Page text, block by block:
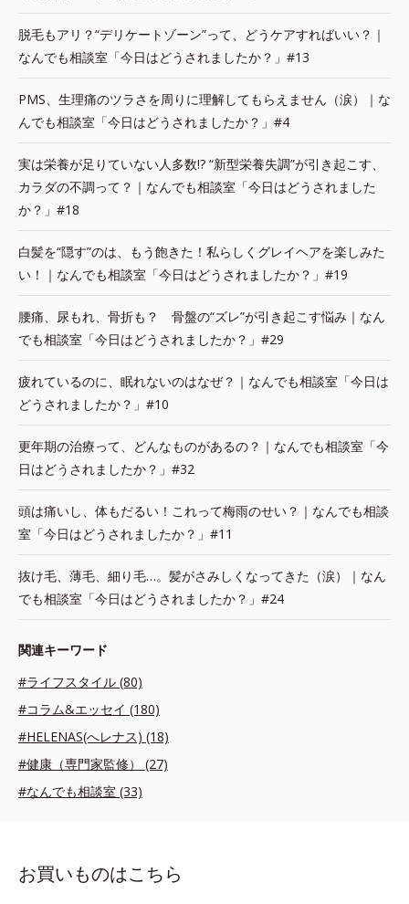
脱毛もアリ？“デリケートゾーン”って、どうケアすればいい？｜
なんでも相談室「今日はどうされましたか？」#13
PMS、生理痛のツラさを周りに理解してもらえません（涙）｜な
んでも相談室「今日はどうされましたか？」#4
実は栄養が足りていない人多数!? “新型栄養失調”が引き起こす、
カラダの不調って？｜なんでも相談室「今日はどうされました
か？」#18
白髪を“隠す”のは、もう飽きた！私らしくグレイヘアを楽しみた
い！｜なんでも相談室「今日はどうされましたか？」#19
腰痛、尿もれ、骨折も？ 骨盤の“ズレ”が引き起こす悩み｜なん
でも相談室「今日はどうされましたか？」#29
疲れているのに、眠れないのはなぜ？｜なんでも相談室「今日は
どうされましたか？」#10
更年期の治療って、どんなものがあるの？｜なんでも相談室「今
日はどうされましたか？」#32
頭は痛いし、体もだるい！これって梅雨のせい？｜なんでも相談
室「今日はどうされましたか？」#11
抜け毛、薄毛、細り毛…。髪がさみしくなってきた（涙）｜なん
でも相談室「今日はどうされましたか？」#24
関連キーワード
#ライフスタイル (80)
#コラム&エッセイ (180)
#HELENAS(へレナス) (18)
#健康（専門家監修） (27)
#なんでも相談室 (33)
お買いものはこちら